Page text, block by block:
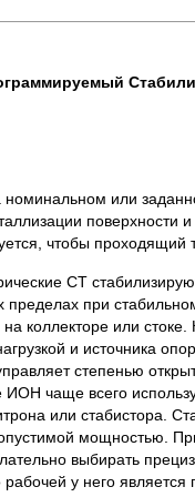
или
чтобы
СТ
при
коллекторе или
и источника
степенью
чаще всего
или
мощностью.
выбирать
у него